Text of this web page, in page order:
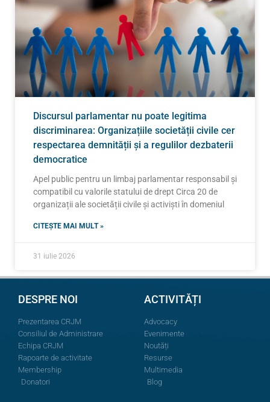
Discursul parlamentar nu poate legitima
discriminarea: Organizațiile societății civile cer
respectarea demnității și a regulilor dezbaterii
democratice
Apel public pentru un limbaj parlamentar responsabil și
compatibil cu valorile statului de drept Circa 20 de
organizații ale societății civile și activiști în domeniul
CITEȘTE MAI MULT »
31 iulie 2026
DESPRE NOI
Prezentarea CRJM
Consiliul de Administrare
Echipa CRJM
Rapoarte de activitate
Membership
Donatori
ACTIVITĂȚI
Advocacy
Evenimente
Noutăți
Resurse
Multimedia
Blog